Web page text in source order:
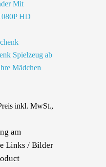
Mit
HD
Spielzeug ab
Mädchen
inkl. MwSt.,
am
Links / Bilder